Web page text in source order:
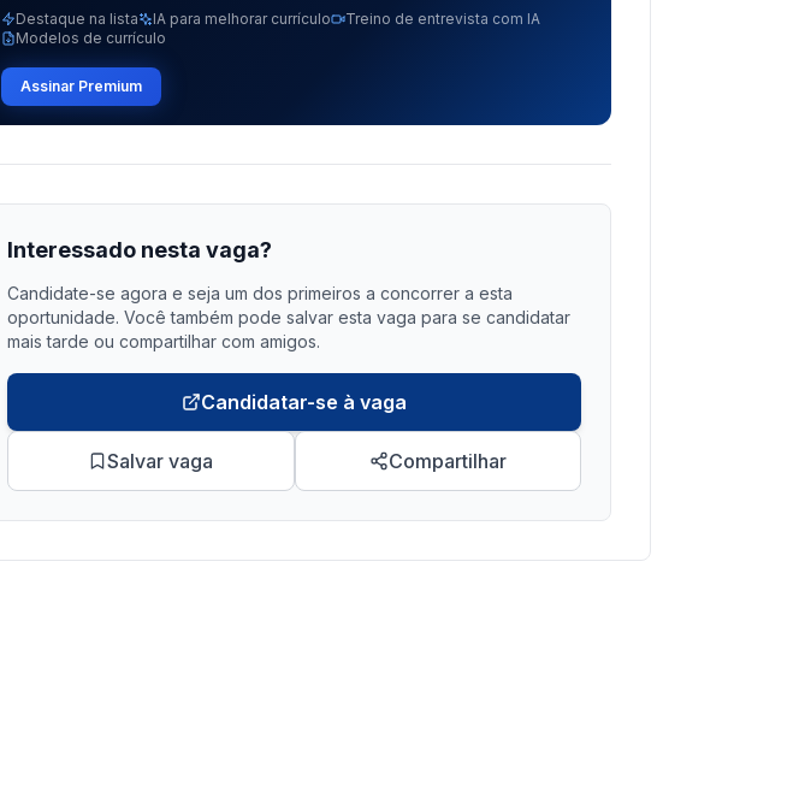
Destaque na lista IA para melhorar currículo
Treino de entrevista com IA
Modelos de currículo
Assinar Premium
Interessado nesta vaga?
Candidate-se agora e seja um dos primeiros a concorrer a esta
oportunidade. Você também pode salvar esta vaga para se candidatar
mais tarde ou compartilhar com amigos.
Candidatar-se à vaga
Salvar vaga Compartilhar